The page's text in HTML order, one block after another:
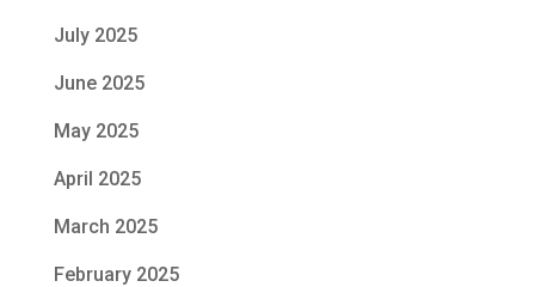
July 2025
June 2025
May 2025
April 2025
March 2025
February 2025